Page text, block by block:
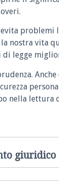
nostra vita
legge
nella lettura
giuridico